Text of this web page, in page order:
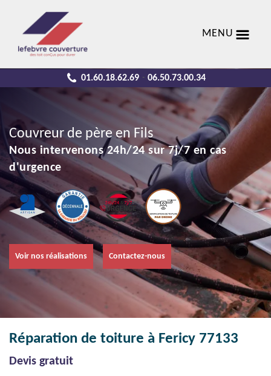
MENU
01.60.18.62.69 - 06.50.73.00.34
Couvreur de père en Fils
Nous intervenons 24h/24 sur 7j/7 en cas
d'urgence
Voir nos réalisations Contactez-nous
Réparation de toiture à Fericy 77133
Devis gratuit